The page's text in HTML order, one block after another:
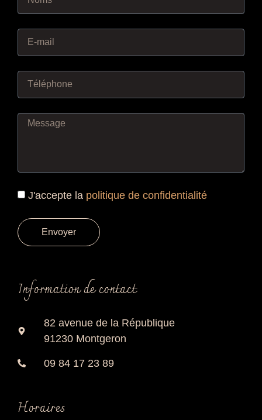
J'accepte la politique de confidentialité
Envoyer
Information de contact
82 avenue de la République
91230 Montgeron
09 84 17 23 89
Horaires